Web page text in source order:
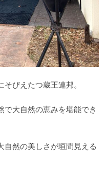
びえたつ蔵王連邦。
で大自然の恵みを堪能でき
自然の美しさが垣間見える